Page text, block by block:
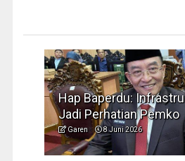
Hap Baperdu:
Jadi Perhatian Pemko
Garen 8 Juni 2026